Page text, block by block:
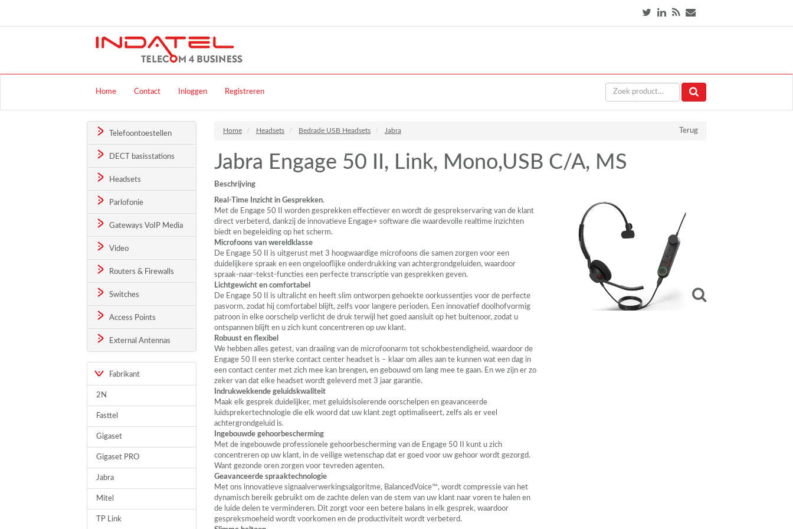
Home Contact Inloggen Registreren
Telefoontoestellen
DECT basisstations
Headsets
Parlofonie
Gateways VoIP Media
Video
Routers & Firewalls
Switches
Access Points
External Antennas
Fabrikant
2N
Fasttel
Gigaset
Gigaset PRO
Jabra
Mitel
TP Link
Terug
Home Headsets Bedrade USB Headsets Jabra
Jabra Engage 50 II, Link, Mono,USB C/A, MS
Beschrijving
Real-Time Inzicht in Gesprekken.
Met de Engage 50 II worden gesprekken effectiever en wordt de gesprekservaring van de klant
direct verbeterd, dankzij de innovatieve Engage+ software die waardevolle realtime inzichten
biedt en begeleiding op het scherm.
Microfoons van wereldklasse
De Engage 50 II is uitgerust met 3 hoogwaardige microfoons die samen zorgen voor een
duidelijkere spraak en een ongelooflijke onderdrukking van achtergrondgeluiden, waardoor
spraak-naar-tekst-functies een perfecte transcriptie van gesprekken geven.
Lichtgewicht en comfortabel
De Engage 50 II is ultralicht en heeft slim ontworpen gehoekte oorkussentjes voor de perfecte
pasvorm, zodat hij comfortabel blijft, zelfs voor langere perioden. Een innovatief doolhofvormig
patroon in elke oorschelp verlicht de druk terwijl het goed aansluit op het buitenoor, zodat u
ontspannen blijft en u zich kunt concentreren op uw klant.
Robuust en flexibel
We hebben alles getest, van draaiing van de microfoonarm tot schokbestendigheid, waardoor de
Engage 50 II een sterke contact center headset is – klaar om alles aan te kunnen wat een dag in
een contact center met zich mee kan brengen, en gebouwd om lang mee te gaan. En we zijn er zo
zeker van dat elke headset wordt geleverd met 3 jaar garantie.
Indrukwekkende geluidskwaliteit
Maak elk gesprek duidelijker, met geluidsisolerende oorschelpen en geavanceerde
luidsprekertechnologie die elk woord dat uw klant zegt optimaliseert, zelfs als er veel
achtergrondgeluid is.
Ingebouwde gehoorbescherming
Met de ingebouwde professionele gehoorbescherming van de Engage 50 II kunt u zich
concentreren op uw klant, in de veilige wetenschap dat er goed voor uw gehoor wordt gezorgd.
Want gezonde oren zorgen voor tevreden agenten.
Geavanceerde spraaktechnologie
Met ons innovatieve signaalverwerkingsalgoritme, BalancedVoice™, wordt compressie van het
dynamisch bereik gebruikt om de zachte delen van de stem van uw klant naar voren te halen en
de luide delen te verminderen. Dit zorgt voor een betere balans in elk gesprek, waardoor
gespreksmoeheid wordt voorkomen en de productiviteit wordt verbeterd.